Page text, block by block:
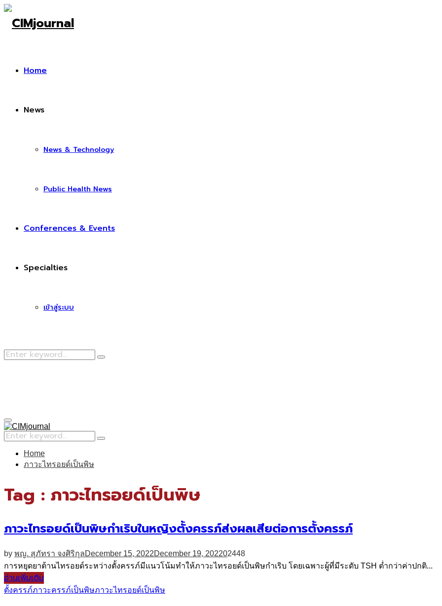
Home
News
News & Technology
Public Health News
Conferences & Events
Specialties
เข้าสู่ระบบ
Search
Search
Primary
Menu
Search
for:
Search
Home
ภาวะไทรอยด์เป็นพิษ
Tag : ภาวะไทรอยด์เป็นพิษ
ภาวะไทรอยด์เป็นพิษกำเริบในหญิงตั้งครรภ์ส่งผลเสียต่อการตั้งครรภ์
by พญ. สุภัทรา จงศิริกุลDecember 15, 2022December 19, 202202448
การหยุดยาต้านไทรอยด์ระหว่างตั้งครรภ์มีแนวโน้มทำให้ภาวะไทรอยด์เป็นพิษกำเริบ โดยเฉพาะผู้ที่มีระดับ TSH ต่ำกว่าค่าปกติ...
อ่านเพิ่มเติม
ตั้งครรภ์ภาวะครรภ์เป็นพิษภาวะไทรอยด์เป็นพิษ